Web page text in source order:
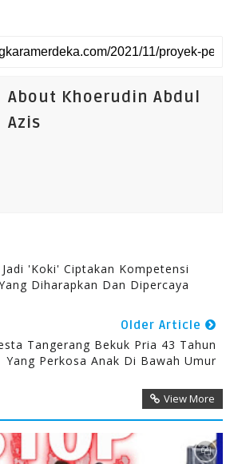
About Khoerudin Abdul
Azis
'Koki' Ciptakan Kompetensi
Diharapkan Dan Dipercaya
Older Article
Tangerang Bekuk Pria 43 Tahun
Yang Perkosa Anak Di Bawah Umur
View More